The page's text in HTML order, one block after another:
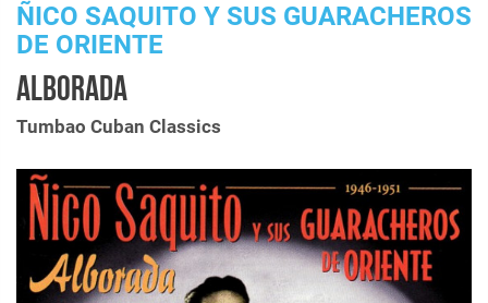
Suggestions
Box Sets
Search
Login/Register Subscribe! EUR
ÑICO SAQUITO Y SUS GUARACHEROS
DE ORIENTE
ALBORADA
Tumbao Cuban Classics